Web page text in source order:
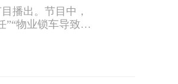
播出。节目中，
物业锁车导致车